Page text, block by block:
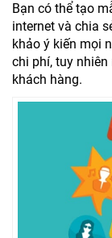
Bạn có thể tạo
internet và chia
khảo ý kiến mọi
chi phí, tuy
khách hàng.